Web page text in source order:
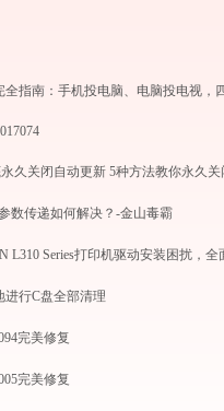
数传递如何解决？-金山毒霸
进行C盘全部清理
完美修复
完美修复